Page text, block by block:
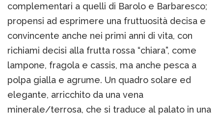
complementari a quelli di Barolo e Barbaresco;
propensi ad esprimere una fruttuosità decisa e
convincente anche nei primi anni di vita, con
richiami decisi alla frutta rossa “chiara”, come
lampone, fragola e cassis, ma anche pesca a
polpa gialla e agrume. Un quadro solare ed
elegante, arricchito da una vena
minerale/terrosa, che si traduce al palato in una